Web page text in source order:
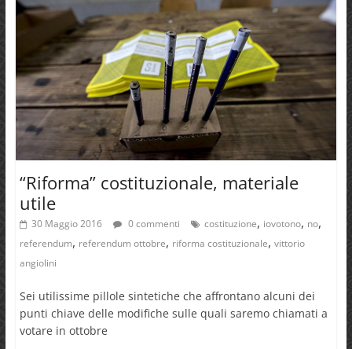
“Riforma” costituzionale, materiale
utile
30 Maggio 2016 0 commenti costituzione, iovotono, no,
referendum, referendum ottobre, riforma costituzionale, vittorio
angiolini
Sei utilissime pillole sintetiche che affrontano alcuni dei
punti chiave delle modifiche sulle quali saremo chiamati a
votare in ottobre